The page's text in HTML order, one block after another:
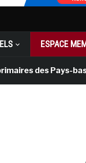
ESPACE
des Pays-bas